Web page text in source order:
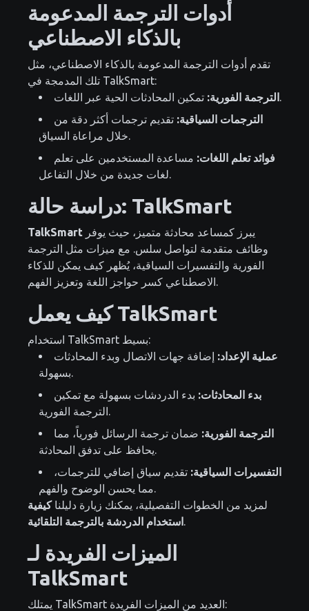
أدوات الترجمة المدعومة
بالذكاء الاصطناعي
تقدم أدوات الترجمة المدعومة بالذكاء الاصطناعي، مثل
تلك المدمجة في TalkSmart:
الترجمة الفورية:
الترجمات السياقية: تقديم ترجمات أكثر دقة من
فوائد تعلم اللغات: مساعدة المستخدمين على تعلم
دراسة حالة: TalkSmart
TalkSmart
وظائف متقدمة لتواصل سلس. مع ميزات مثل الترجمة
الفورية والتفسيرات السياقية، يُظهر كيف يمكن للذكاء
كيف يعمل TalkSmart
استخدام TalkSmart بسيط:
عملية الإعداد: إضافة جهات الاتصال وبدء المحادثات
بدء المحادثات: بدء الدردشات بسهولة مع تمكين
الترجمة الفورية: ضمان ترجمة الرسائل فورياً، مما
التفسيرات السياقية: تقديم سياق إضافي للترجمات،
لمزيد من الخطوات التفصيلية، يمكنك زيارة دليلناكيفية
استخدام الدردشة بالترجمة التلقائية
الميزات الفريدة لـ
TalkSmart
يمتلك TalkSmart العديد من الميزات الفريدة: